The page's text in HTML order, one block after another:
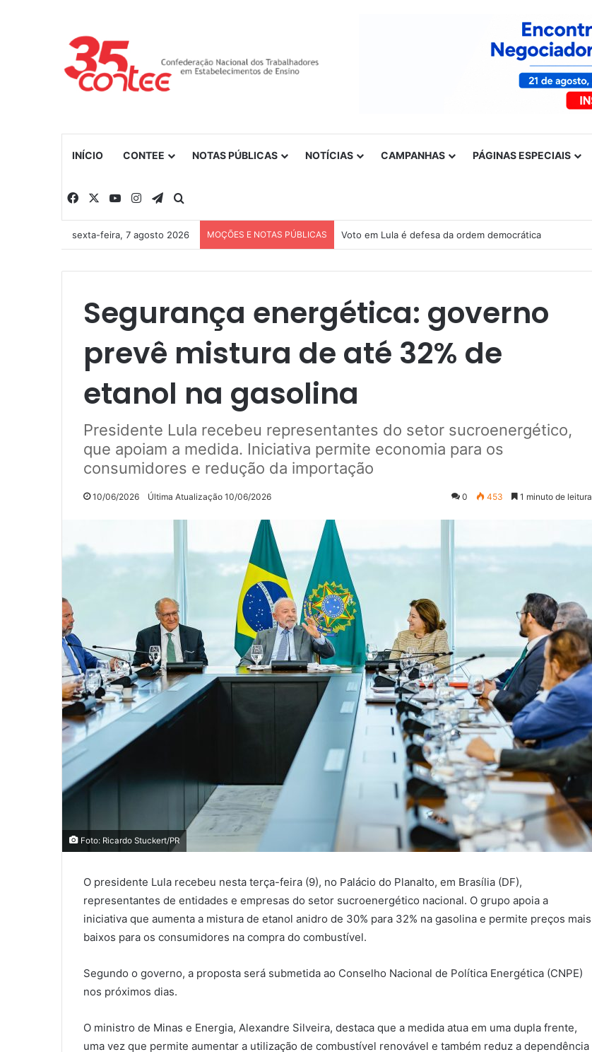
INÍCIO CONTEE NOTAS PÚBLICAS NOTÍCIAS CAMPANHAS PÁGINAS ESPECIAIS
Facebook YouTubeInstagramTelegram
sexta-feira, 7 agosto 2026 MOÇÕES E NOTAS PÚBLICAS Voto em Lula é defesa da ordem democrática
Segurança energética: governo
prevê mistura de até 32% de
etanol na gasolina
Presidente Lula recebeu representantes do setor sucroenergético,
que apoiam a medida. Iniciativa permite economia para os
consumidores e redução da importação
10/06/2026 Última Atualização 10/06/2026 0 453 1 minuto de leitura
Foto: Ricardo Stuckert/PR
O presidente Lula recebeu nesta terça-feira (9), no Palácio do Planalto, em Brasília (DF),
representantes de entidades e empresas do setor sucroenergético nacional. O grupo apoia a
iniciativa que aumenta a mistura de etanol anidro de 30% para 32% na gasolina e permite preços mais
baixos para os consumidores na compra do combustível.
Segundo o governo, a proposta será submetida ao Conselho Nacional de Política Energética (CNPE)
nos próximos dias.
O ministro de Minas e Energia, Alexandre Silveira, destaca que a medida atua em uma dupla frente,
uma vez que permite aumentar a utilização de combustível renovável e também reduz a dependência